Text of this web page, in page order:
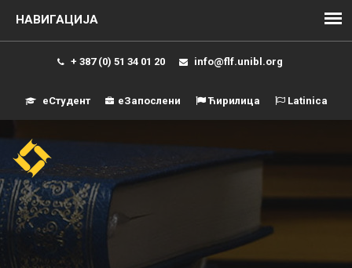
+ 387 (0) 51 34 01 20 info@flf.unibl.org
еСтудент еЗапослени Ћирилица Latinica